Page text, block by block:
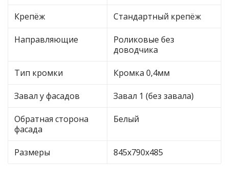
Крепёж Стандартный крепёж
Направляющие
Роликовые без
доводчика
Тип кромки Кромка 0,4мм
Завал у фасадов Завал 1 (без завала)
Обратная сторона
фасада
Белый
Размеры 845х790х485